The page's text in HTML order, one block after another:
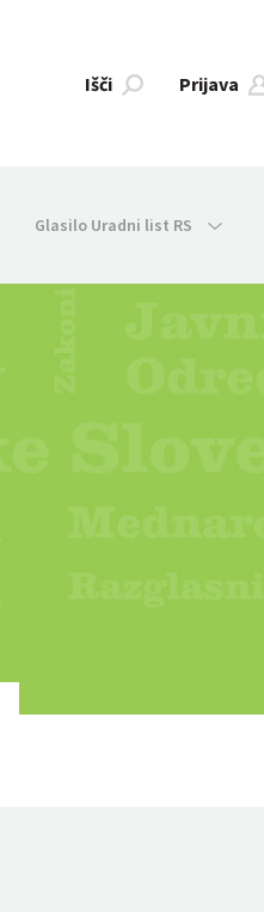
Išči Prijava
Glasilo Uradni list RS